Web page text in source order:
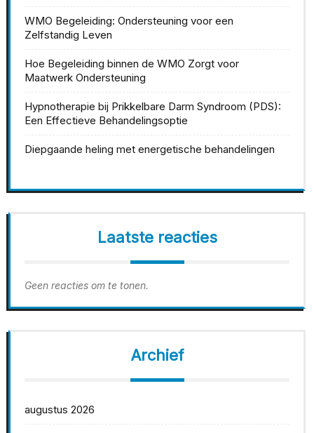
WMO Begeleiding: Ondersteuning voor een
Zelfstandig Leven
Hoe Begeleiding binnen de WMO Zorgt voor
Maatwerk Ondersteuning
Hypnotherapie bij Prikkelbare Darm Syndroom (PDS):
Een Effectieve Behandelingsoptie
Diepgaande heling met energetische behandelingen
Laatste reacties
Geen reacties om te tonen.
Archief
augustus 2026